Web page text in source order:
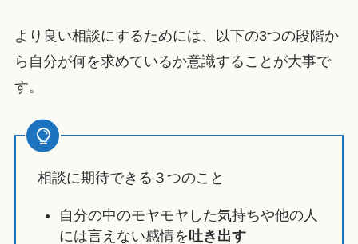
より良い相談にするためには、以下の3つの段階か
ら自分が何を求めているか意識することが大事で
す。
相談に期待できる３つのこと
自分の中のモヤモヤした気持ちや他の人
には言えない感情を吐き出す